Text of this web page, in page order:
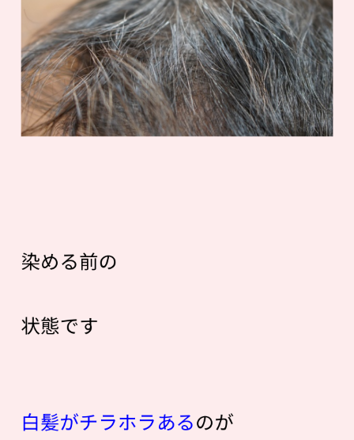
染める前の
状態です
白髪がチラホラあるのが